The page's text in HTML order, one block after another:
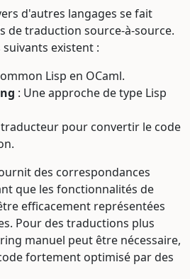
d'autres langages se fait
de traduction source-à-source.
existent :
Lisp en OCaml.
: Une approche de type Lisp
traducteur pour convertir le code
des correspondances
que les fonctionnalités de
efficacement représentées
Pour des traductions plus
manuel peut être nécessaire,
fortement optimisé par des